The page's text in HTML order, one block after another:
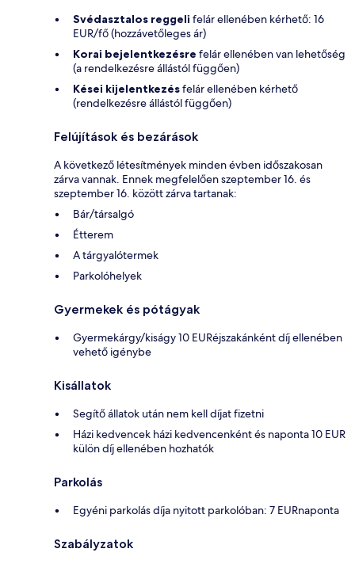
Svédasztalos reggeli felár ellenében kérhető: 16
EUR/fő (hozzávetőleges ár)
Korai bejelentkezésre felár ellenében van lehetőség
(a rendelkezésre állástól függően)
Kései kijelentkezésfelár ellenében kérhető
(rendelkezésre állástól függően)
Felújítások és bezárások
A következő létesítmények minden évben időszakosan
zárva vannak. Ennek megfelelően szeptember 16. és
szeptember 16. között zárva tartanak:
Bár/társalgó
Étterem
A tárgyalótermek
Parkolóhelyek
Gyermekek és pótágyak
Gyermekárgy/kiságy 10 EURéjszakánként díj ellenében
vehető igénybe
Kisállatok
Segítő állatok után nem kell díjat fizetni
Házi kedvencek házi kedvencenként és naponta 10 EUR
külön díj ellenében hozhatók
Parkolás
Egyéni parkolás díja nyitott parkolóban: 7 EURnaponta
Szabályzatok